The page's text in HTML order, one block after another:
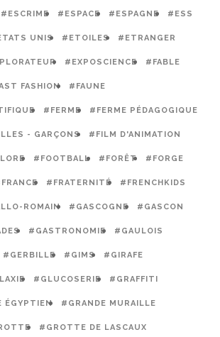
#ESCRIME #ESPACE #ESPAGNE #ESS
UNIS #ETOILES #ETRANGER
#EXPOSCIENCE #FABLE
FASHION #FAUNE
#FERME #FERME PÉDAGOGIQUE
- GARÇONS #FILM D'ANIMATION
#FOOTBALL #FORÊT #FORGE
#FRATERNITÉ #FRENCHKIDS
ROMAIN #GASCOGNE #GASCON
#GASTRONOMIE #GAULOIS
#GERBILLE #GIMS #GIRAFE
#GLUCOSERIE #GRAFFITI
ÉGYPTIEN #GRANDE MURAILLE
#GROTTE DE LASCAUX